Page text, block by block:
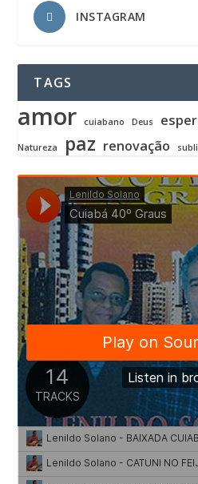
INSTAGRAM
TAGS
amor cuiabano Deus
Natureza paz renovação